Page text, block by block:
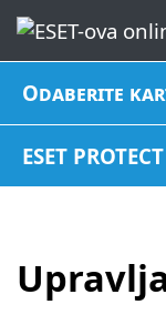
Odaberite
ESET